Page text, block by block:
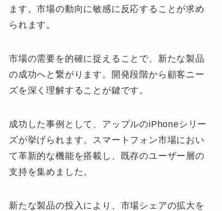
ます。市場の動向に敏感に反応することが求め
られます。
市場の需要を的確に捉えることで、新たな製品
の成功へと繋がります。開発段階から顧客ニー
ズを深く理解することが鍵です。
成功した事例として、アップルのiPhoneシリー
ズが挙げられます。スマートフォン市場におい
て革新的な機能を搭載し、既存のユーザー層の
支持を集めました。
新たな製品の投入により、市場シェアの拡大を